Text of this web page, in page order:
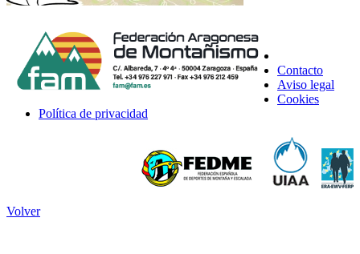
Contacto
Aviso legal
Cookies
Política de privacidad
Volver